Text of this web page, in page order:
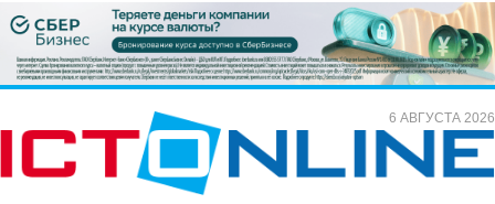
6 АВГУСТА 2026